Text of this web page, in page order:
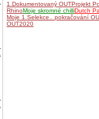
1.Dokumentovaný OUTProjekt
RhinoMoje skromné chilliDutch
Moje 1.Selekce.. pokračování
OUT2020